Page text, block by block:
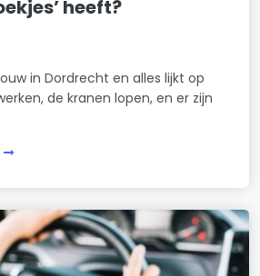
heeft?
in Dordrecht en alles lijkt op
de kranen lopen, en er zijn